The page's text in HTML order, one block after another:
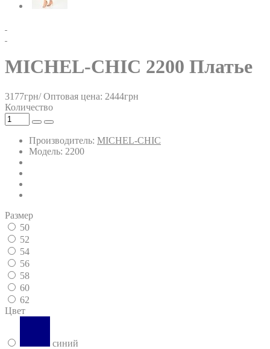
MICHEL-CHIC 2200 Платье
3177грн/ Оптовая цена: 2444грн
Количество
Производитель: MICHEL-CHIC
Модель: 2200
Размер
50
52
54
56
58
60
62
Цвет
синий